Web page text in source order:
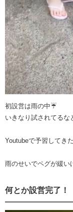
初設営は雨の中☔
いきなり試されてるな
Youtubeで予習してき
雨のせいでペグが緩い
何とか設営完了！